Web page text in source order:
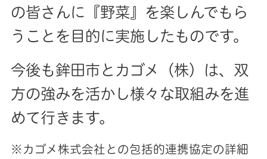
の皆さんに『野菜』を楽しんでもら
うことを目的に実施したものです。
今後も鉾田市とカゴメ（株）は、双
方の強みを活かし様々な取組みを進
めて行きます。
※カゴメ株式会社との包括的連携協定の詳細